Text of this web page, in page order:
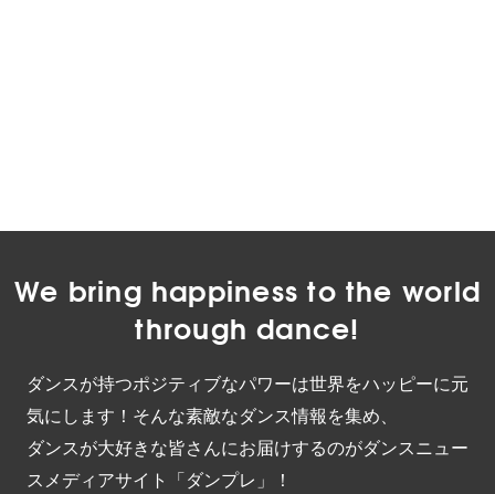
We bring happiness to the world
through dance!
ダンスが持つポジティブなパワーは世界をハッピーに元
気にします！そんな素敵なダンス情報を集め、
ダンスが大好きな皆さんにお届けするのがダンスニュー
スメディアサイト「ダンプレ」！